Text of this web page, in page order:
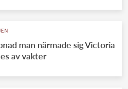
man närmade sig Victoria
av vakter